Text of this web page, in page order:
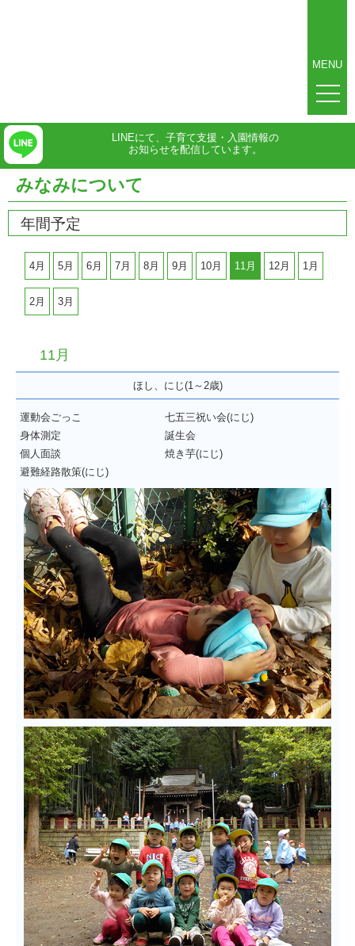
MENU
LINEにて、子育て支援・入園情報の
お知らせを配信しています。
みなみについて
年間予定
4月 5月 6月 7月 8月 9月 10月 11月 12月 1月
2月 3月
11月
ほし、にじ(1～2歳)
運動会ごっこ
七五三祝い会(にじ)
身体測定
誕生会
個人面談
焼き芋(にじ)
避難経路散策(にじ)